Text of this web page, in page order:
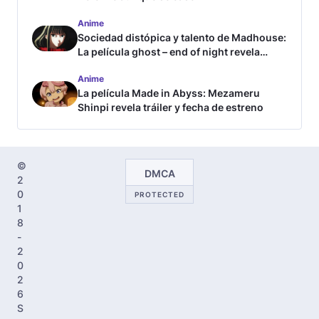
Anime
Sociedad distópica y talento de Madhouse:
La película ghost – end of night revela
Anime
La película Made in Abyss: Mezameru
Shinpi revela tráiler y fecha de estreno
©
2
0
1
8
-
2
0
2
6
S
DMCA
PROTECTED